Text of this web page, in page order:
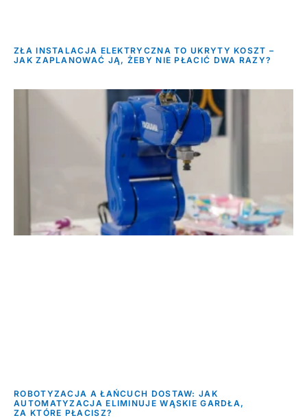
ZŁA INSTALACJA ELEKTRYCZNA TO UKRYTY KOSZT –
JAK ZAPLANOWAĆ JĄ, ŻEBY NIE PŁACIĆ DWA RAZY?
ROBOTYZACJA A ŁAŃCUCH DOSTAW: JAK
AUTOMATYZACJA ELIMINUJE WĄSKIE GARDŁA,
ZA KTÓRE PŁACISZ?